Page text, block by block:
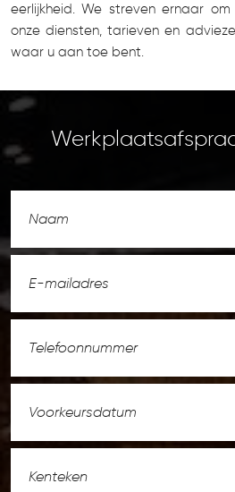
eerlijkheid. We streven ernaar
onze diensten, tarieven en
waar u aan toe bent.